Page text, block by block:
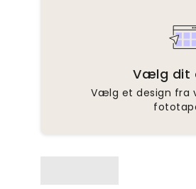
Vælg dit
Vælg et design fra